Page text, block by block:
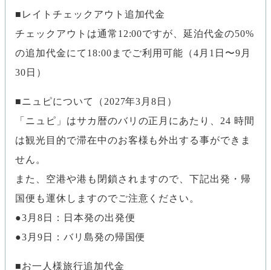
レイトチェックアウト追加代金
チェックアウトは通常12:00ですが、延泊代金の50%
の追加代金にて18:00までご利用可能（4月1日〜9月
30日）
ニュピについて（2027年3月8日）
「ニュピ」はサカ暦のバリの正月にあたり、24 時間
は観光目的で滞在中のお客様も外出する事ができま
せん。
また、空港や港も閉鎖されますので、下記出発・帰
国便も運休しますのでご注意ください。
●3月8日：日本発の出発便
●3月9日：バリ島発の帰国便
お一人様旅行追加代金